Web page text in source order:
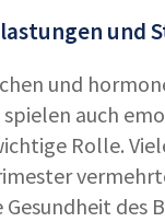
und
und
auch
Rolle.
des